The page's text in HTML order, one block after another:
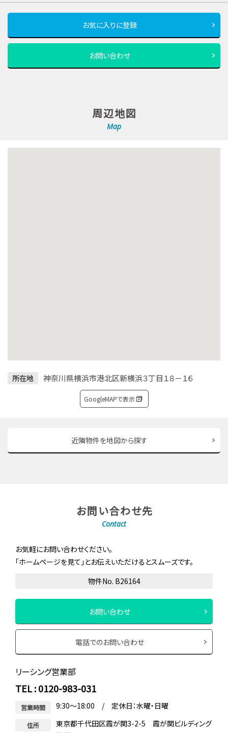
お気に入りに登録
お問い合わせ
周辺地図
Map
所在地 神奈川県横浜市港北区新横浜３丁目１８－１６
GoogleMAPで表示
近隣物件を地図から探す
お問い合わせ先
Contact
お気軽にお問い合わせください。
「ホームページを見て」とお伝えいただけるとスムーズです。
物件No. B26164
お問い合わせ
電話でのお問い合わせ
リーシング営業部
TEL : 0120-983-031
営業時間 9:30～18:00 / 定休日：水曜・日曜
住所
東京都千代田区霞が関3-2-5 霞が関ビルディング